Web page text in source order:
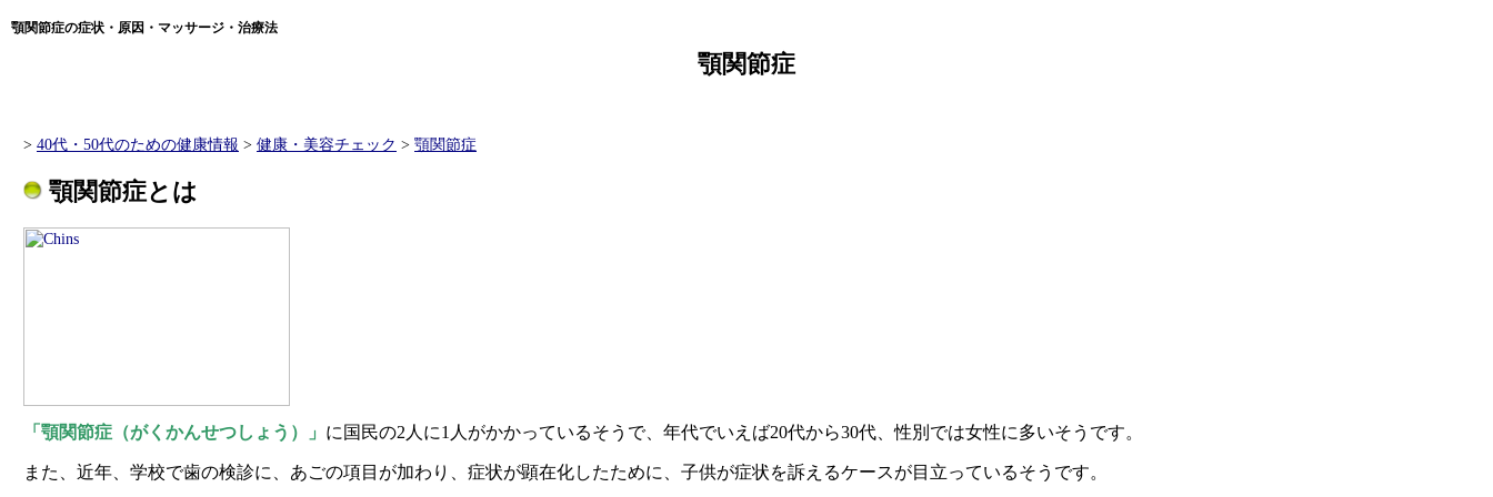
顎関節症の症状・原因・マッサージ・治療法
顎関節症
> 40代・50代のための健康情報 > 健康・美容チェック > 顎関節症
顎関節症とは
「顎関節症（がくかんせつしょう）」 に国民の2人に1人がかかっているそうで、年代でいえば20代から30代、性別では女性に多いそうです。
また、近年、学校で歯の検診に、あごの項目が加わり、症状が顕在化したために、子供が症状を訴えるケースが目立っているそうです。